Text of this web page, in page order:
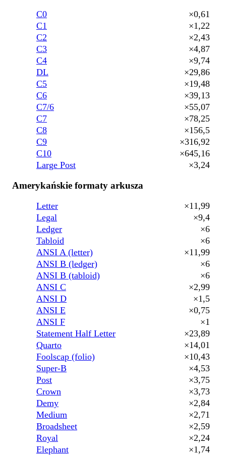
C0
×0,61
C1
×1,22
C2
×2,43
C3
×4,87
C4
×9,74
DL
×29,86
C5
×19,48
C6
×39,13
C7/6
×55,07
C7
×78,25
C8
×156,5
C9
×316,92
C10
×645,16
Large Post
×3,24
Amerykańskie formaty arkusza
Letter
×11,99
Legal
×9,4
Ledger
×6
Tabloid
×6
ANSI A (letter)
×11,99
ANSI B (ledger)
×6
ANSI B (tabloid)
×6
ANSI C
×2,99
ANSI D
×1,5
ANSI E
×0,75
ANSI F
×1
Statement Half Letter
×23,89
Quarto
×14,01
Foolscap (folio)
×10,43
Super-B
×4,53
Post
×3,75
Crown
×3,73
Demy
×2,84
Medium
×2,71
Broadsheet
×2,59
Royal
×2,24
Elephant
×1,74